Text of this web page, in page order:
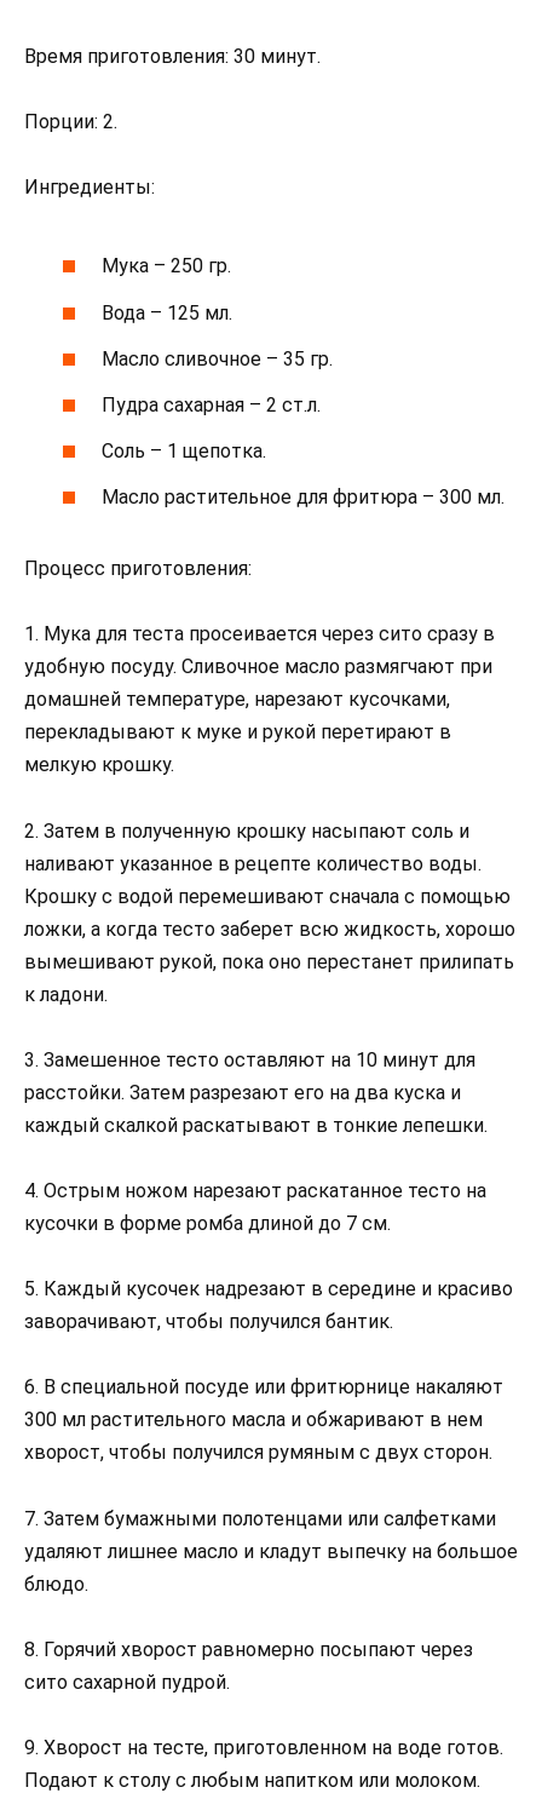
Время приготовления: 30 минут.
Порции: 2.
Ингредиенты:
Мука – 250 гр.
Вода – 125 мл.
Масло сливочное – 35 гр.
Пудра сахарная – 2 ст.л.
Соль – 1 щепотка.
Масло растительное для фритюра – 300 мл.
Процесс приготовления:
1. Мука для теста просеивается через сито сразу в
удобную посуду. Сливочное масло размягчают при
домашней температуре, нарезают кусочками,
перекладывают к муке и рукой перетирают в
мелкую крошку.
2. Затем в полученную крошку насыпают соль и
наливают указанное в рецепте количество воды.
Крошку с водой перемешивают сначала с помощью
ложки, а когда тесто заберет всю жидкость, хорошо
вымешивают рукой, пока оно перестанет прилипать
к ладони.
3. Замешенное тесто оставляют на 10 минут для
расстойки. Затем разрезают его на два куска и
каждый скалкой раскатывают в тонкие лепешки.
4. Острым ножом нарезают раскатанное тесто на
кусочки в форме ромба длиной до 7 см.
5. Каждый кусочек надрезают в середине и красиво
заворачивают, чтобы получился бантик.
6. В специальной посуде или фритюрнице накаляют
300 мл растительного масла и обжаривают в нем
хворост, чтобы получился румяным с двух сторон.
7. Затем бумажными полотенцами или салфетками
удаляют лишнее масло и кладут выпечку на большое
блюдо.
8. Горячий хворост равномерно посыпают через
сито сахарной пудрой.
9. Хворост на тесте, приготовленном на воде готов.
Подают к столу с любым напитком или молоком.